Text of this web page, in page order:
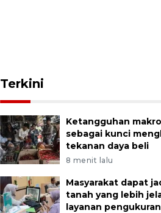
Terkini
Ketangguhan
sebagai kunci
tekanan daya beli
8 menit lalu
Masyarakat dapat
tanah yang lebih
layanan